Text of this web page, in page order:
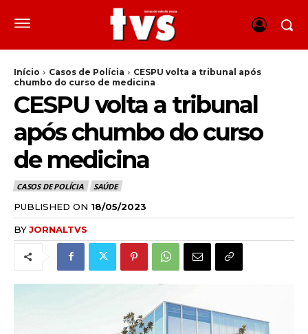
Início Casos de Polícia
CESPU volta a tribunal após
chumbo do curso de medicina
CESPU volta a tribunal
após chumbo do curso
de medicina
CASOS DE POLÍCIA SAÚDE
PUBLISHED ON 18/05/2023
BYJORNALTVS